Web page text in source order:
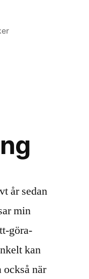
år sedan
min
göra-
kan
när